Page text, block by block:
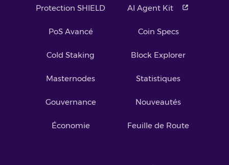
Protection SHIELD
PoS Avancé
Cold Staking
Masternodes
Gouvernance
Économie
AI Agent Kit
Coin Specs
Block Explorer
Statistiques
Nouveautés
Feuille de Route